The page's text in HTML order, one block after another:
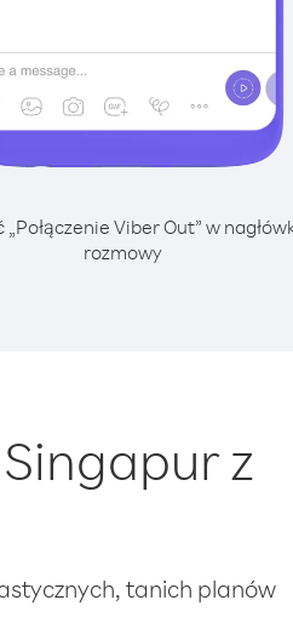
Viber Out” w
rozmowy
z
tanich planów